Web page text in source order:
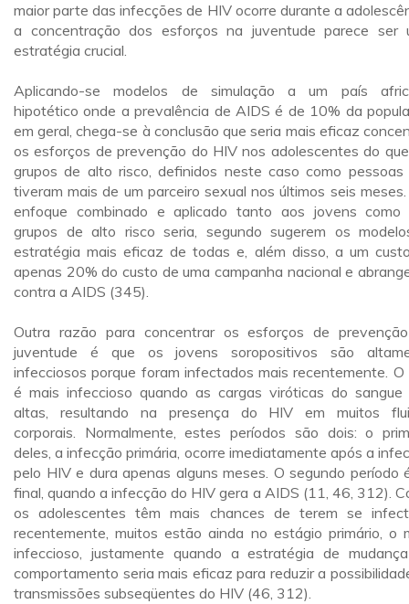
maior parte das infecções de HIV ocorre durante a
a concentração dos esforços na juventude parece ser
estratégia crucial.
Aplicando-se modelos de simulação a um país
hipotético onde a prevalência de AIDS é de 10% da
em geral, chega-se à conclusão que seria mais eficaz
os esforços de prevenção do HIV nos adolescentes do
grupos de alto risco, definidos neste caso como pessoas
tiveram mais de um parceiro sexual nos últimos seis
enfoque combinado e aplicado tanto aos jovens como
grupos de alto risco seria, segundo sugerem os
estratégia mais eficaz de todas e, além disso, a um
apenas 20% do custo de uma campanha nacional e
contra a AIDS (345).
Outra razão para concentrar os esforços de
juventude é que os jovens soropositivos são
infecciosos porque foram infectados mais recentemente. O
é mais infeccioso quando as cargas viróticas do sangue
altas, resultando na presença do HIV em muitos
corporais. Normalmente, estes períodos são dois: o
deles, a infecção primária, ocorre imediatamente após a
pelo HIV e dura apenas alguns meses. O segundo período
final, quando a infecção do HIV gera a AIDS (11, 46, 312).
os adolescentes têm mais chances de terem se
recentemente, muitos estão ainda no estágio primário, o
infeccioso, justamente quando a estratégia de
comportamento seria mais eficaz para reduzir a
transmissões subseqüentes do HIV (46, 312).